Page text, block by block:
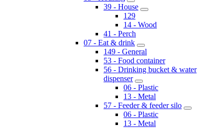
39 - House
129
14 - Wood
41 - Perch
07 - Eat & drink
149 - General
53 - Food container
56 - Drinking bucket & water
dispenser
06 - Plastic
13 - Metal
57 - Feeder & feeder silo
06 - Plastic
13 - Metal